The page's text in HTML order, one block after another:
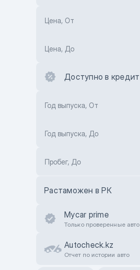
Цена, От
Цена, До
Доступно в кредит
Год выпуска, От
Год выпуска, До
Пробег, До
Растаможен в РК
Mycar prime
Только проверенные авто
Autocheck.kz
Отчет по истории авто